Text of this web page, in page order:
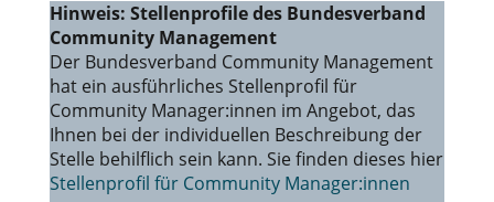
Hinweis: Stellenprofile des Bundesverband
Community Management
Der Bundesverband Community Management
hat ein ausführliches Stellenprofil für
Community Manager:innen im Angebot, das
Ihnen bei der individuellen Beschreibung der
Stelle behilflich sein kann. Sie finden dieses hier
Stellenprofil für Community Manager:innen